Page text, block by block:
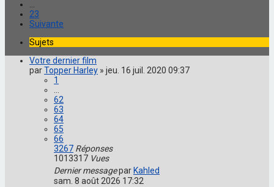
23
Suivante
Sujets
Votre dernier film
parTopper Harley » jeu. 16 juil. 2020 09:37
1
62
63
64
65
66
3267 Réponses
1013317 Vues
Dernier messageparKahled
sam. 8 août 2026 17:32